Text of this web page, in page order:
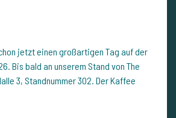
jetzt einen großartigen Tag auf der
Bis bald an unserem Stand von The
3, Standnummer 302. Der Kaffee